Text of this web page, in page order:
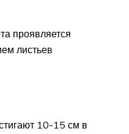
проявляется
листьев
10-15 см в